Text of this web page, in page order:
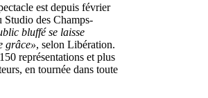
est depuis février
Studio des Champs-
bluffé se laisse
grâce», selon Libération.
représentations et plus
en tournée dans toute